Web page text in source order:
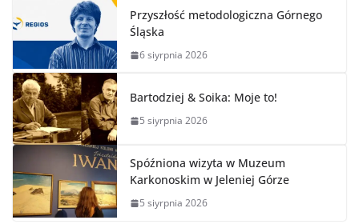
Przyszłość metodologiczna Górnego
Śląska
6 siyrpnia 2026
Bartodziej & Soika: Moje to!
5 siyrpnia 2026
Spóźniona wizyta w Muzeum
Karkonoskim w Jeleniej Górze
5 siyrpnia 2026